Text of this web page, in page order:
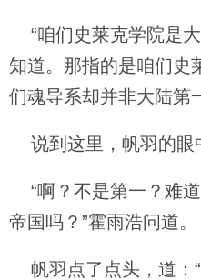
“咱们史莱克学院是
知道。那指的是咱们史
们魂导系却并非大陆第
说到这里，帆羽的眼
“啊？不是第一？难
帝国吗？”霍雨浩问道。
帆羽点了点头，道：